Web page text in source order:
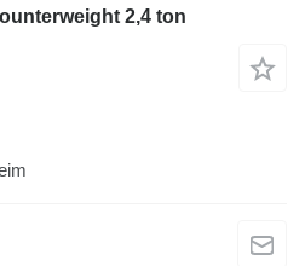
2,4 ton